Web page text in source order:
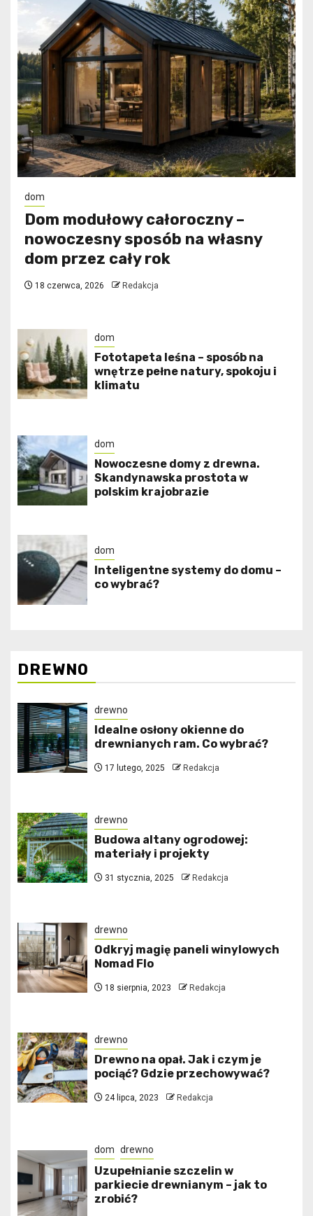
dom
Dom modułowy całoroczny –
nowoczesny sposób na własny
dom przez cały rok
18 czerwca, 2026 Redakcja
dom
​Fototapeta leśna – sposób na
wnętrze pełne natury, spokoju i
klimatu
dom
Nowoczesne domy z drewna.
Skandynawska prostota w
polskim krajobrazie
dom
Inteligentne systemy do domu –
co wybrać?
DREWNO
drewno
Idealne osłony okienne do
drewnianych ram. Co wybrać?
17 lutego, 2025 Redakcja
drewno
Budowa altany ogrodowej:
materiały i projekty
31 stycznia, 2025 Redakcja
drewno
Odkryj magię paneli winylowych
Nomad Flo
18 sierpnia, 2023 Redakcja
drewno
Drewno na opał. Jak i czym je
pociąć? Gdzie przechowywać?
24 lipca, 2023 Redakcja
dom drewno
Uzupełnianie szczelin w
parkiecie drewnianym – jak to
zrobić?